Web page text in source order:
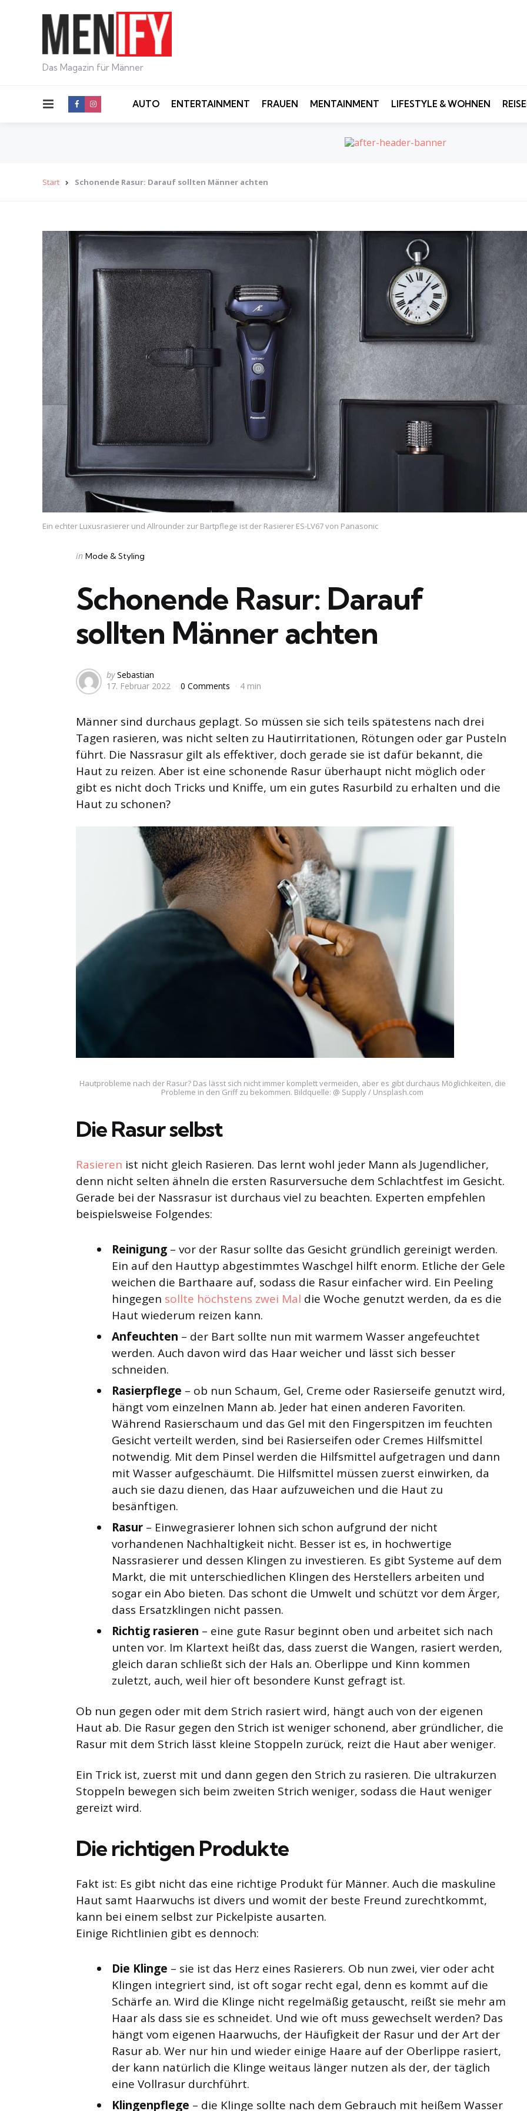
Das Magazin für Männer
Menu AUTO ENTERTAINMENT FRAUEN MENTAINMENT LIFESTYLE & WOHNEN
Start Schonende Rasur: Darauf sollten Männer achten
Ein echter Luxusrasierer und Allrounder zur Bartpflege ist der Rasierer ES-LV67 von Panasonic
Categories
Posted
in Mode & Styling
Schonende Rasur: Darauf
sollten Männer achten
Posted
by
by Sebastian
17. Februar 2022
0 Comments 4 min
Männer sind durchaus geplagt. So müssen sie sich teils spätestens nach drei
Tagen rasieren, was nicht selten zu Hautirritationen, Rötungen oder gar Pusteln
führt. Die Nassrasur gilt als effektiver, doch gerade sie ist dafür bekannt, die
Haut zu reizen. Aber ist eine schonende Rasur überhaupt nicht möglich oder
gibt es nicht doch Tricks und Kniffe, um ein gutes Rasurbild zu erhalten und die
Haut zu schonen?
Hautprobleme nach der Rasur? Das lässt sich nicht immer komplett vermeiden, aber es gibt durchaus Möglichkeiten, die
Probleme in den Griff zu bekommen. Bildquelle: @ Supply / Unsplash.com
Die Rasur selbst
Rasieren ist nicht gleich Rasieren. Das lernt wohl jeder Mann als Jugendlicher,
denn nicht selten ähneln die ersten Rasurversuche dem Schlachtfest im Gesicht.
Gerade bei der Nassrasur ist durchaus viel zu beachten. Experten empfehlen
beispielsweise Folgendes:
Reinigung – vor der Rasur sollte das Gesicht gründlich gereinigt werden.
Ein auf den Hauttyp abgestimmtes Waschgel hilft enorm. Etliche der Gele
weichen die Barthaare auf, sodass die Rasur einfacher wird. Ein Peeling
hingegen sollte höchstens zwei Mal die Woche genutzt werden, da es die
Haut wiederum reizen kann.
Anfeuchten – der Bart sollte nun mit warmem Wasser angefeuchtet
werden. Auch davon wird das Haar weicher und lässt sich besser
schneiden.
Rasierpflege – ob nun Schaum, Gel, Creme oder Rasierseife genutzt wird,
hängt vom einzelnen Mann ab. Jeder hat einen anderen Favoriten.
Während Rasierschaum und das Gel mit den Fingerspitzen im feuchten
Gesicht verteilt werden, sind bei Rasierseifen oder Cremes Hilfsmittel
notwendig. Mit dem Pinsel werden die Hilfsmittel aufgetragen und dann
mit Wasser aufgeschäumt. Die Hilfsmittel müssen zuerst einwirken, da
auch sie dazu dienen, das Haar aufzuweichen und die Haut zu
besänftigen.
Rasur – Einwegrasierer lohnen sich schon aufgrund der nicht
vorhandenen Nachhaltigkeit nicht. Besser ist es, in hochwertige
Nassrasierer und dessen Klingen zu investieren. Es gibt Systeme auf dem
Markt, die mit unterschiedlichen Klingen des Herstellers arbeiten und
sogar ein Abo bieten. Das schont die Umwelt und schützt vor dem Ärger,
dass Ersatzklingen nicht passen.
Richtig rasieren – eine gute Rasur beginnt oben und arbeitet sich nach
unten vor. Im Klartext heißt das, dass zuerst die Wangen, rasiert werden,
gleich daran schließt sich der Hals an. Oberlippe und Kinn kommen
zuletzt, auch, weil hier oft besondere Kunst gefragt ist.
Ob nun gegen oder mit dem Strich rasiert wird, hängt auch von der eigenen
Haut ab. Die Rasur gegen den Strich ist weniger schonend, aber gründlicher, die
Rasur mit dem Strich lässt kleine Stoppeln zurück, reizt die Haut aber weniger.
Ein Trick ist, zuerst mit und dann gegen den Strich zu rasieren. Die ultrakurzen
Stoppeln bewegen sich beim zweiten Strich weniger, sodass die Haut weniger
gereizt wird.
Die richtigen Produkte
Fakt ist: Es gibt nicht das eine richtige Produkt für Männer. Auch die maskuline
Haut samt Haarwuchs ist divers und womit der beste Freund zurechtkommt,
kann bei einem selbst zur Pickelpiste ausarten.
Einige Richtlinien gibt es dennoch:
Die Klinge – sie ist das Herz eines Rasierers. Ob nun zwei, vier oder acht
Klingen integriert sind, ist oft sogar recht egal, denn es kommt auf die
Schärfe an. Wird die Klinge nicht regelmäßig getauscht, reißt sie mehr am
Haar als dass sie es schneidet. Und wie oft muss gewechselt werden? Das
hängt vom eigenen Haarwuchs, der Häufigkeit der Rasur und der Art der
Rasur ab. Wer nur hin und wieder einige Haare auf der Oberlippe rasiert,
der kann natürlich die Klinge weitaus länger nutzen als der, der täglich
eine Vollrasur durchführt.
Klingenpflege – die Klinge sollte nach dem Gebrauch mit heißem Wasser